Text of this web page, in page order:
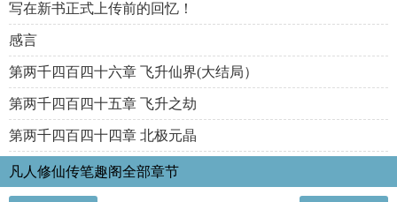
写在新书正式上传前的回忆！
感言
第两千四百四十六章 飞升仙界(大结局）
第两千四百四十五章 飞升之劫
第两千四百四十四章 北极元晶
凡人修仙传笔趣阁全部章节